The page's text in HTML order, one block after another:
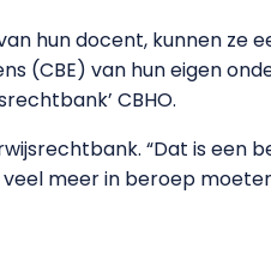
hun docent, kunnen ze
(CBE) van hun eigen
CBHO.
“Dat is een
meer in beroep